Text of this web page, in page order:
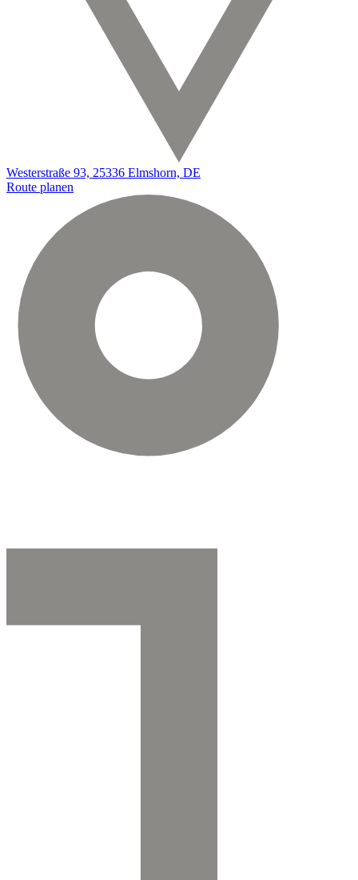
Westerstraße 93, 25336 Elmshorn, DE
Route planen